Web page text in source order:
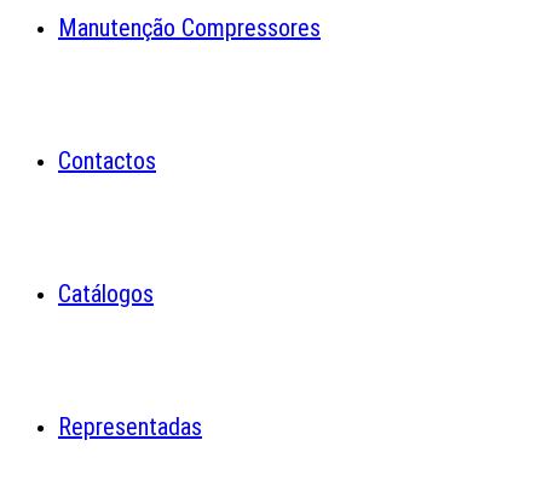
Manutenção Compressores
Contactos
Catálogos
Representadas